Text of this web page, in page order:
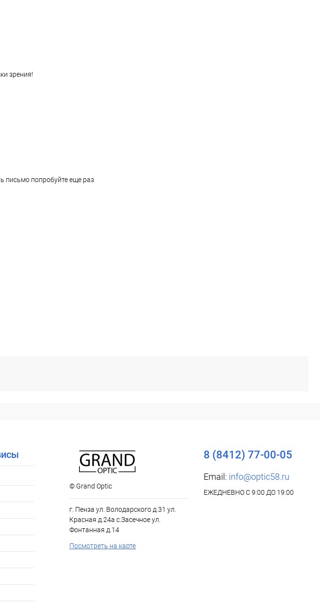
зрения!
письмо попробуйте еще раз
© Grand Optic
г. Пенза ул. Володарского д.31 ул.
Красная д.24а с.Засечное ул.
Фонтанная д.14
Посмотреть на карте
8 (8412) 77-00-05
Email: info@optic58.ru
ЕЖЕДНЕВНО С 9:00 ДО 19:00